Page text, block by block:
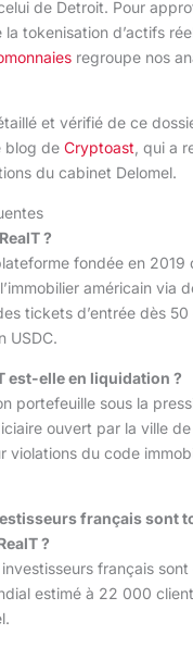
de Detroit. Pour
la tokenisation d’actifs
regroupe nos
et vérifié de ce
blog de Cryptoast , qui a
du cabinet Delomel.
?
fondée en 2019
américain via
tickets d’entrée dès
USDC.
est-elle en liquidation ?
portefeuille sous la
ouvert par la ville
violations du code
français sont
?
français sont
estimé à 22 000